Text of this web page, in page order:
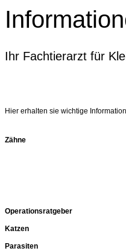
Ihr Fachtierarzt für
Hier erhalten sie wichtige
Zähne
Operationsratgeber
Katzen
Parasiten